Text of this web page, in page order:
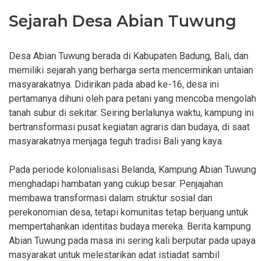
Sejarah Desa Abian Tuwung
Desa Abian Tuwung berada di Kabupaten Badung, Bali, dan
memiliki sejarah yang berharga serta mencerminkan untaian
masyarakatnya. Didirikan pada abad ke-16, desa ini
pertamanya dihuni oleh para petani yang mencoba mengolah
tanah subur di sekitar. Seiring berlalunya waktu, kampung ini
bertransformasi pusat kegiatan agraris dan budaya, di saat
masyarakatnya menjaga teguh tradisi Bali yang kaya.
Pada periode kolonialisasi Belanda, Kampung Abian Tuwung
menghadapi hambatan yang cukup besar. Penjajahan
membawa transformasi dalam struktur sosial dan
perekonomian desa, tetapi komunitas tetap berjuang untuk
mempertahankan identitas budaya mereka. Berita kampung
Abian Tuwung pada masa ini sering kali berputar pada upaya
masyarakat untuk melestarikan adat istiadat sambil